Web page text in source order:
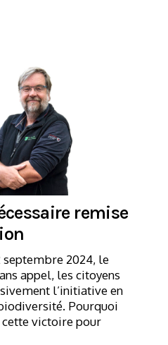
remise
septembre 2024, le
appel, les citoyens
l’initiative en
Pourquoi
cette victoire pour